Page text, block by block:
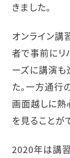
きました。
オンライン講
者で事前にリ
ーズに講演も
た。一方通行
画面越しに熱
を見ることが
2020年は講